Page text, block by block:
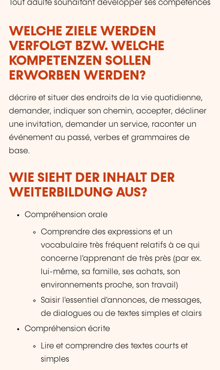
Tout adulte souhaitant développer ses compétences
WELCHE ZIELE WERDEN
VERFOLGT BZW. WELCHE
KOMPETENZEN SOLLEN
ERWORBEN WERDEN?
décrire et situer des endroits de la vie quotidienne,
demander, indiquer son chemin, accepter, décliner
une invitation, demander un service, raconter un
événement au passé, verbes et grammaires de
base.
WIE SIEHT DER INHALT DER
WEITERBILDUNG AUS?
Compréhension orale
Comprendre des expressions et un
vocabulaire très fréquent relatifs à ce qui
concerne l'apprenant de très près (par ex.
lui-même, sa famille, ses achats, son
environnements proche, son travail)
Saisir l'essentiel d'annonces, de messages,
de dialogues ou de textes simples et clairs
Compréhension écrite
Lire et comprendre des textes courts et
simples